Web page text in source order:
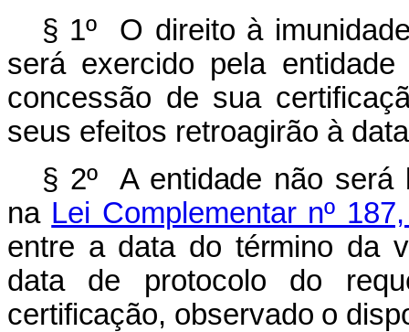
§ 1º O direito à
será exercido pela
concessão de sua
seus efeitos retroagirão à
§ 2º A entidade não será
na Lei Complementar nº
entre a data do término da
data de protocolo do
certificação, observado o